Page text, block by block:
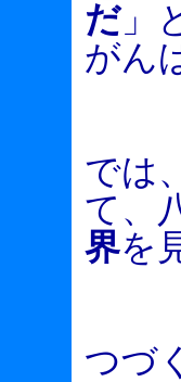
だ」
がん
では
て、
界を
つづく